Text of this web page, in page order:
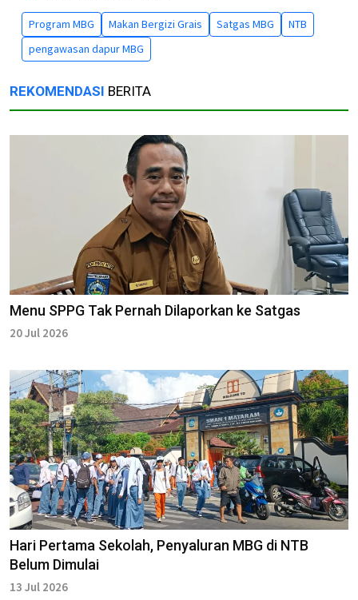
Program MBG Makan Bergizi Grais Satgas MBG
NTB
pengawasan dapur MBG
REKOMENDASI BERITA
Menu SPPG Tak Pernah Dilaporkan ke Satgas
20 Jul 2026
Hari Pertama Sekolah, Penyaluran MBG di NTB
Belum Dimulai
13 Jul 2026